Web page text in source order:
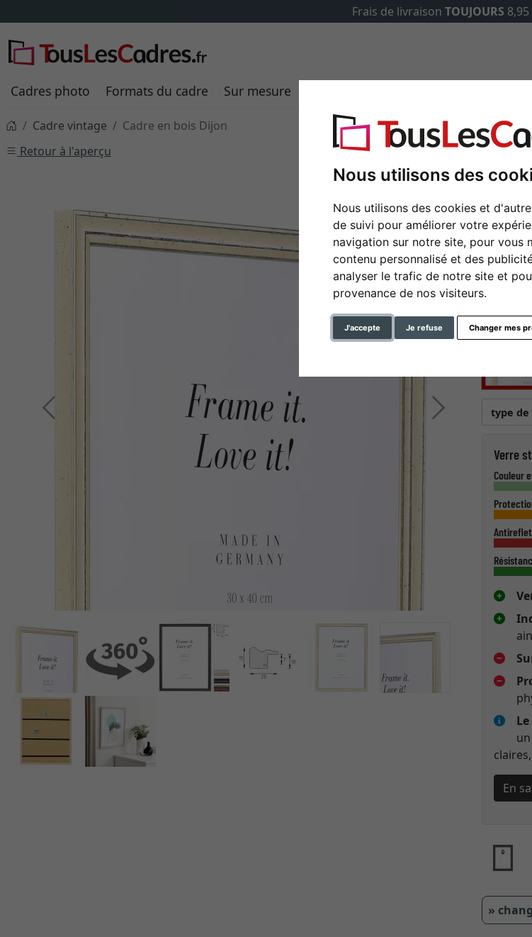
Nous utilisons des
Nous utilisons des cookies et
de suivi pour améliorer votre
navigation sur notre site, pour vous
contenu personnalisé et des
analyser le trafic de notre site et
provenance de nos visiteurs.
J'accepte Je refuse Changer mes
Cadres photo Formats du cadre Sur mesure
Cadre vintage
Cadre en bois Dijon
Retour à l'aperçu
Retour Continuer
9x13 cm
format
type
Verre
Couleur
Antireflet
En
»